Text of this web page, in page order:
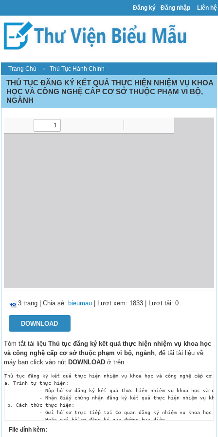
Đăng ký Đăng nhập Liên hệ
Trang Chủ › Thủ Tục Hành Chính
THỦ TỤC ĐĂNG KÝ KẾT QUẢ THỰC HIỆN NHIỆM VỤ KHOA
HỌC VÀ CÔNG NGHỆ CẤP CƠ SỞ THUỘC PHẠM VI BỘ,
NGÀNH
3 trang |Chia sẻ: bieumau | Lượt xem: 1833 | Lượt tải: 0
DOWNLOAD
Tóm tắt tài liệuThủ tục đăng ký kết quả thực hiện nhiệm vụ khoa học
và công nghệ cấp cơ sở thuộc phạm vi bộ, ngành, để tải tài liệu về
máy bạn click vào nút DOWNLOAD ở trên
Thủ tục đăng ký kết quả thực hiện nhiệm vụ khoa học và công nghệ cấp cơ
a. Trình tự thực hiện:
- Nộp hồ sơ đăng ký kết quả thực hiện nhiệm vụ khoa học và
- Nhận Giấy chứng nhận đăng ký kết quả thực hiện nhiệm vụ khoa
b. Cách thức thực hiện:
- Gửi hồ sơ trực tiếp tại Cơ quan đăng ký nhiệm vụ khoa học và công
- Hoặc gửi hồ sơ đăng ký qua đường bưu điện.
c. Thành phần, số lượng hồ sơ:
File đính kèm: